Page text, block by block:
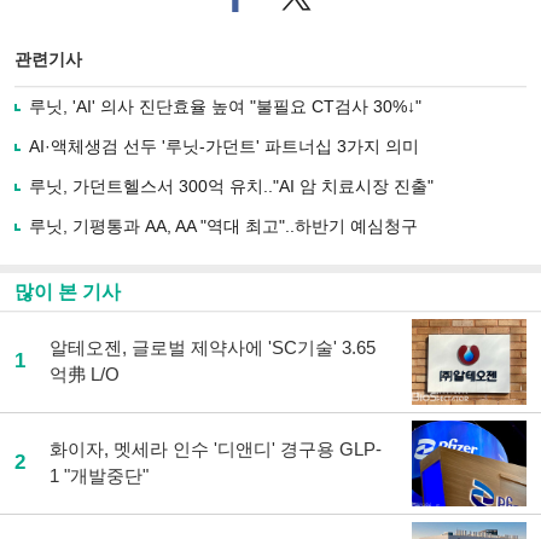
이
로
기
사
유
기
터로
관련기사
루닛, 'AI' 의사 진단효율 높여 "불필요 CT검사 30%↓"
AI·액체생검 선두 '루닛-가던트' 파트너십 3가지 의미
루닛, 가던트헬스서 300억 유치.."AI 암 치료시장 진출"
루닛, 기평통과 AA, AA "역대 최고"..하반기 예심청구
많이 본 기사
1
알테오젠, 글로벌 제약사에 'SC기술' 3.65
억弗 L/O
2
화이자, 멧세라 인수 '디앤디' 경구용 GLP-
1 "개발중단"